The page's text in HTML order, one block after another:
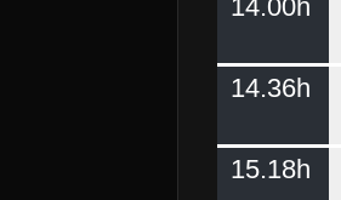
14.00h
14.36h
15.18h